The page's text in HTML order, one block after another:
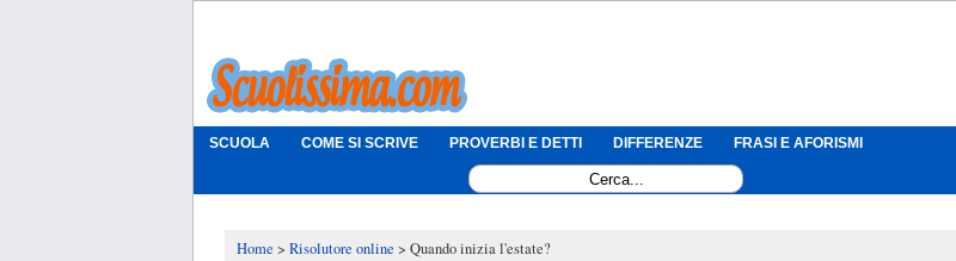
SCUOLA COME SI SCRIVE PROVERBI E DETTI DIFFERENZE FRASI E AFORISMI
Home Risolutore online Quando inizia l'estate?